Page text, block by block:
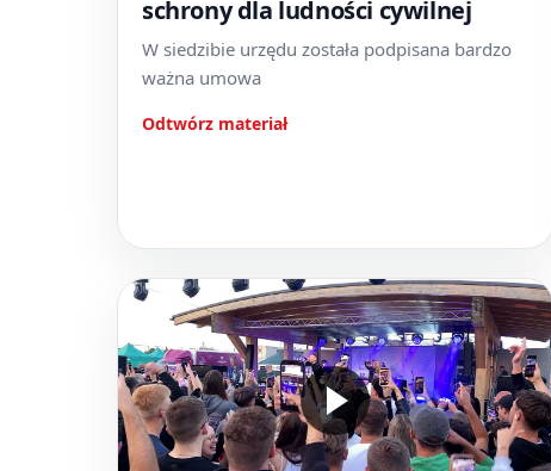
schrony dla ludności cywilnej
W siedzibie urzędu została podpisana bardzo
ważna umowa
Odtwórz materiał